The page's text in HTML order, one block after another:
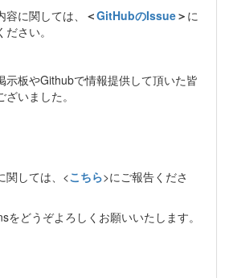
に関しては、
＜GitHubのIssue＞ に
さい。
示板やGithubで情報提供して頂いた皆
いました。
関しては、<こちら>にご報告くださ
どうぞよろしくお願いいたします。